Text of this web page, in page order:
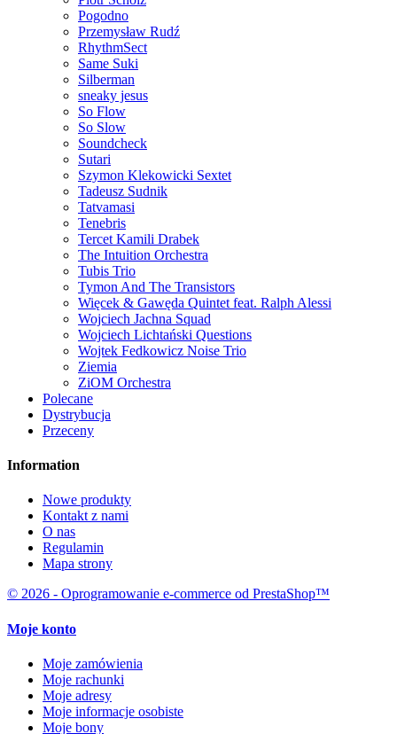
Pogodno
Przemysław Rudź
RhythmSect
Same Suki
Silberman
sneaky jesus
So Flow
So Slow
Soundcheck
Sutari
Szymon Klekowicki Sextet
Tadeusz Sudnik
Tatvamasi
Tenebris
Tercet Kamili Drabek
The Intuition Orchestra
Tubis Trio
Tymon And The Transistors
Więcek & Gawęda Quintet feat. Ralph Alessi
Wojciech Jachna Squad
Wojciech Lichtański Questions
Wojtek Fedkowicz Noise Trio
Ziemia
ZiOM Orchestra
Polecane
Dystrybucja
Przeceny
Information
Nowe produkty
Kontakt z nami
O nas
Regulamin
Mapa strony
© 2026 - Oprogramowanie e-commerce od PrestaShop™
Moje konto
Moje zamówienia
Moje rachunki
Moje adresy
Moje informacje osobiste
Moje bony